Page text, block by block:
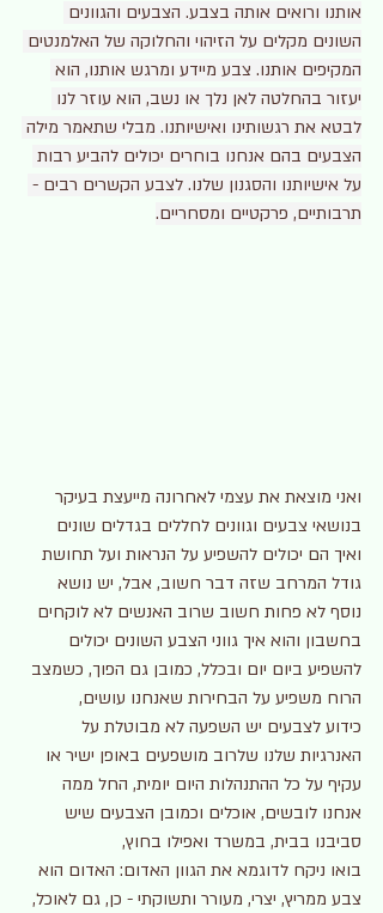
אותנו ורואים אותה בצבע. הצבעים והגוונים
השונים מקלים על הזיהוי והחלוקה של האלמנטים
המקיפים אותנו. צבע מיידע ומרגש אותנו, הוא
יעזור בהחלטה לאן נלך או נשב, הוא עוזר לנו
לבטא את רגשותינו ואישיותנו. מבלי שתאמר מילה
הצבעים בהם אנחנו בוחרים יכולים להביע רבות
על אישיותנו והסגנון שלנו. לצבע הקשרים רבים -
תרבותיים, פרקטיים ומסחריים.
ואני מוצאת את עצמי לאחרונה מייעצת בעיקר
בנושאי צבעים וגוונים לחללים בגדלים שונים
ואיך הם יכולים להשפיע על הנראות ועל תחושת
גודל המרחב שזה דבר חשוב, אבל, יש נושא
נוסף לא פחות חשוב שרוב האנשים לא לוקחים
בחשבון והוא איך גווני הצבע השונים יכולים
להשפיע ביום יום ובכלל, כמובן גם הפוך, כשמצב
הרוח משפיע על הבחירות שאנחנו עושים,
כידוע לצבעים יש השפעה לא מבוטלת על
האנרגיות שלנו שלרוב מושפעים באופן ישיר או
עקיף על כל ההתנהלות היום יומית, החל ממה
אנחנו לובשים, אוכלים וכמובן הצבעים שיש
סביבנו בבית, במשרד ואפילו בחוץ,
בואו ניקח לדוגמא את הגוון האדום: האדום הוא
צבע ממריץ, יצרי, מעורר ותשוקתי - כן, גם לאוכל,